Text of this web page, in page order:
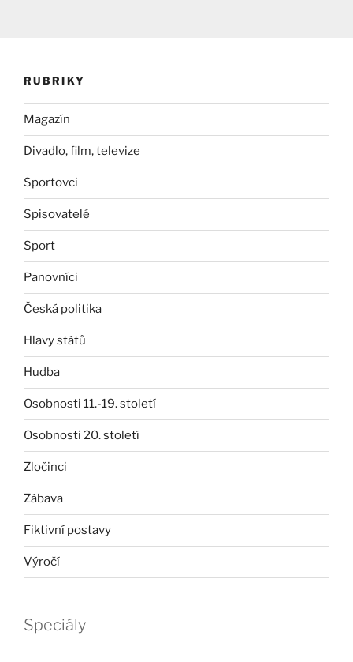
RUBRIKY
Magazín
Divadlo, film, televize
Sportovci
Spisovatelé
Sport
Panovníci
Česká politika
Hlavy států
Hudba
Osobnosti 11.-19. století
Osobnosti 20. století
Zločinci
Zábava
Fiktivní postavy
Výročí
Speciály